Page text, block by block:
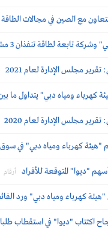
مع الصين في مجالات الطاقة
لطاقة تنفذان 3 مشاريع ربط مائي في أبوظبي ودبي
مجلس الإدارة لعام 2021
يتداول ما بين 2.84 درهم و3.05 درهم في أول يوم
مجلس الإدارة لعام 2020
"هيئة كهرباء ومياه دبي" في سوق
أرقام
كهرباء ومياه دبي" ورد
طلبات بـ 315 مليار درهم نقطة تحول إيجابية في الأسواق